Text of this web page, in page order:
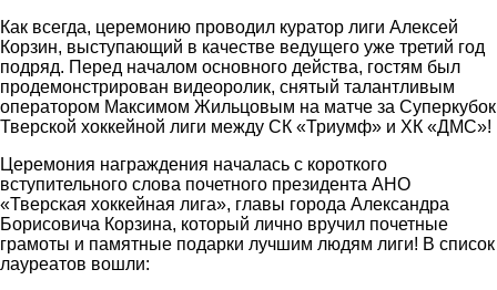
Как всегда, церемонию проводил куратор лиги Алексей
Корзин, выступающий в качестве ведущего уже третий год
подряд. Перед началом основного действа, гостям был
продемонстрирован видеоролик, снятый талантливым
оператором Максимом Жильцовым на матче за Суперкубок
Тверской хоккейной лиги между СК «Триумф» и ХК «ДМС»!
Церемония награждения началась с короткого
вступительного слова почетного президента АНО
«Тверская хоккейная лига», главы города Александра
Борисовича Корзина, который лично вручил почетные
грамоты и памятные подарки лучшим людям лиги! В список
лауреатов вошли: